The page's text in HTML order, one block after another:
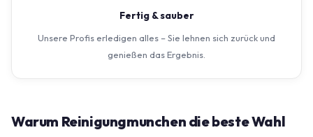
Fertig & sauber
Unsere Profis erledigen alles – Sie lehnen sich zurück und
genießen das Ergebnis.
Warum Reinigungmunchen die beste Wahl